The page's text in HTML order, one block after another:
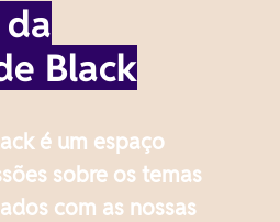
da
Black
é um espaço
sobre os temas
com as nossas